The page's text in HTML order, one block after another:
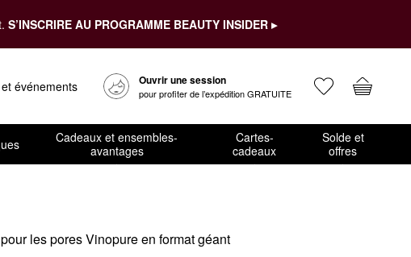
S’INSCRIRE AU PROGRAMME BEAUTY INSIDER ▸
événements Ouvrir une session
pour profiter de l’expédition GRATUITE
Cadeaux et ensembles-
avantages
Cartes-
cadeaux
Solde et
offres
les pores Vinopure en format géant